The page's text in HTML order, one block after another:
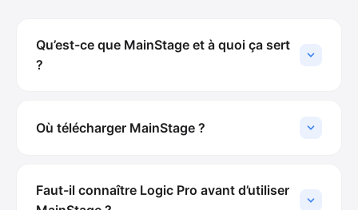
Qu’est-ce que MainStage et à quoi ça sert
?
Où télécharger MainStage ?
Faut-il connaître Logic Pro avant d’utiliser